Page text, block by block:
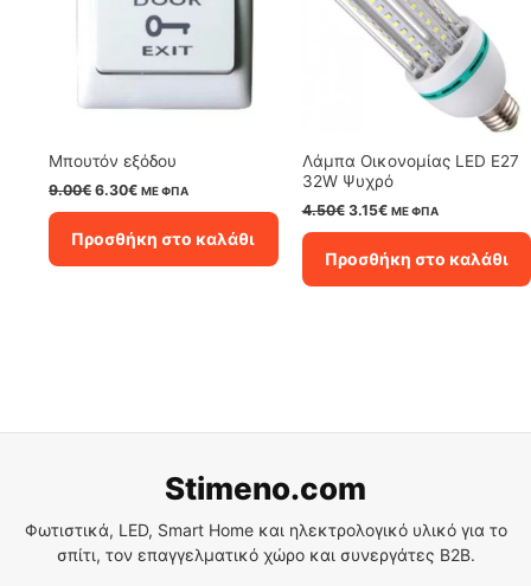
Μπουτόν εξόδου
9.00€ Original
9.00€.
6.30€Η
είναι:
6.30€.
ΜΕ ΦΠΑ
Προσθήκη στο καλάθι
Λάμπα Οικονομίας LED E27
32W Ψυχρό
4.50€ Original
4.50€.
3.15€Η
είναι:
3.15€.
ΜΕ ΦΠΑ
Προσθήκη στο καλάθι
Stimeno.com
Φωτιστικά, LED, Smart Home και ηλεκτρολογικό υλικό για το
σπίτι, τον επαγγελματικό χώρο και συνεργάτες B2B.